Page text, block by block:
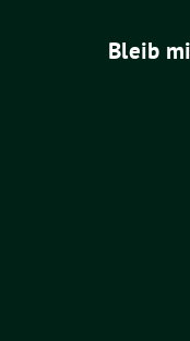
Bleib